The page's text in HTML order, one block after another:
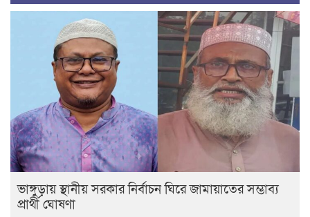
ভাঙ্গুড়ায় স্থানীয় সরকার নির্বাচন ঘিরে জামায়াতের সম্ভাব্য
প্রার্থী ঘোষণা